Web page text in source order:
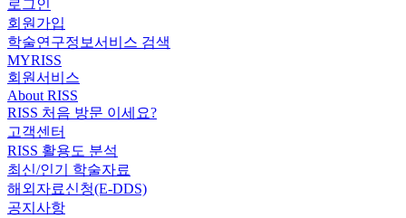
로그인
회원가입
학술연구정보서비스 검색
MYRISS
회원서비스
About RISS
RISS 처음 방문 이세요?
고객센터
RISS 활용도 분석
최신/인기 학술자료
해외자료신청(E-DDS)
공지사항